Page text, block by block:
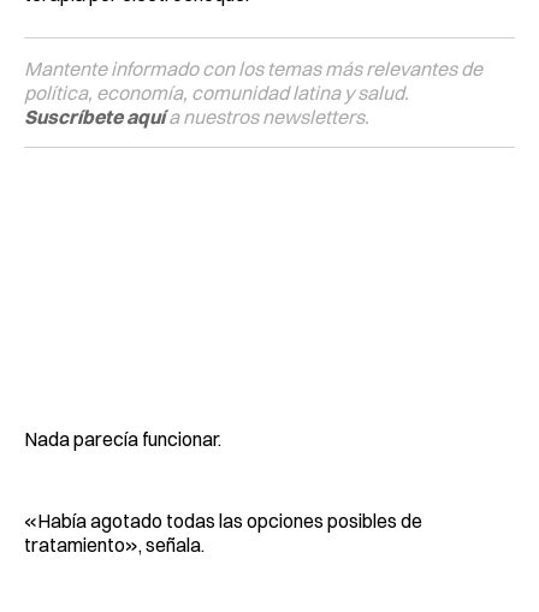
Mantente informado con los temas más relevantes de
política, economía, comunidad latina y salud.
Suscríbete aquía nuestros newsletters.
Nada parecía funcionar.
«Había agotado todas las opciones posibles de
tratamiento», señala.